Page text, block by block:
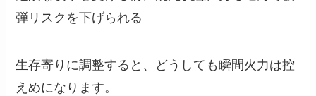
弾リスクを下げられる
生存寄りに調整すると、どうしても瞬間火力は控
えめになります。